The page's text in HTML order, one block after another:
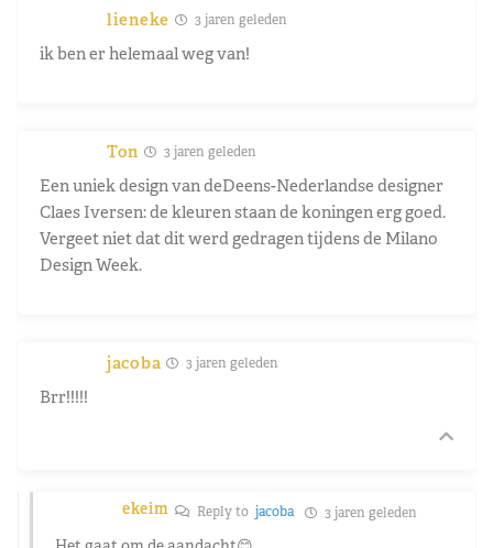
lieneke 3 jaren geleden
ik ben er helemaal weg van!
Ton 3 jaren geleden
Een uniek design van deDeens-Nederlandse designer
Claes Iversen: de kleuren staan de koningen erg goed.
Vergeet niet dat dit werd gedragen tijdens de Milano
Design Week.
jacoba 3 jaren geleden
Brr!!!!!
ekeim Reply to jacoba 3 jaren geleden